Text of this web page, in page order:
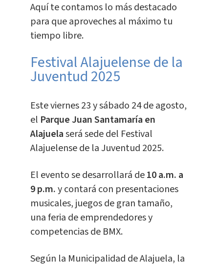
Aquí te contamos lo más destacado
para que aproveches al máximo tu
tiempo libre.
Festival Alajuelense de la
Juventud 2025
Este viernes 23 y sábado 24 de agosto,
el Parque Juan Santamaría en
Alajuelaserá sede del Festival
Alajuelense de la Juventud 2025.
El evento se desarrollará de10 a.m. a
9 p.m.y contará con presentaciones
musicales, juegos de gran tamaño,
una feria de emprendedores y
competencias de BMX.
Según la Municipalidad de Alajuela, la